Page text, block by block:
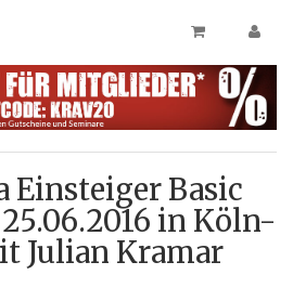
Einsteiger Basic
in Köln-
Julian Kramar